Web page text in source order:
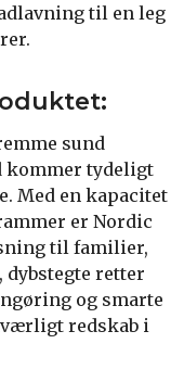
til en leg
sund
kommer tydeligt
Med en kapacitet
er Nordic
til familier,
dybstegte retter
og smarte
redskab i